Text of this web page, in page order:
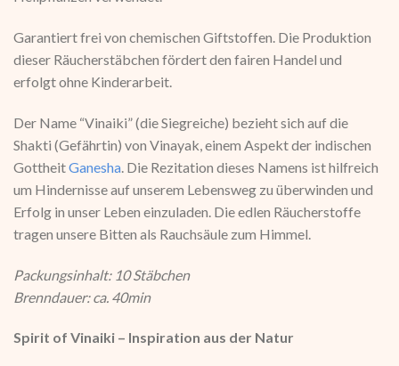
Garantiert frei von chemischen Giftstoffen. Die Produktion
dieser Räucherstäbchen fördert den fairen Handel und
erfolgt ohne Kinderarbeit.
Der Name “Vinaiki” (die Siegreiche) bezieht sich auf die
Shakti (Gefährtin) von Vinayak, einem Aspekt der indischen
GottheitGanesha . Die Rezitation dieses Namens ist hilfreich
um Hindernisse auf unserem Lebensweg zu überwinden und
Erfolg in unser Leben einzuladen. Die edlen Räucherstoffe
tragen unsere Bitten als Rauchsäule zum Himmel.
Packungsinhalt: 10 Stäbchen
Brenndauer: ca. 40min
Spirit of Vinaiki – Inspiration aus der Natur